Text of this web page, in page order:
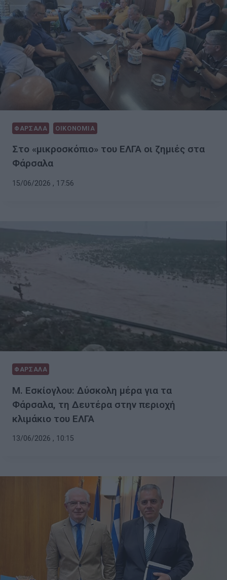
ΦΑΡΣΑΛΑ ΟΙΚΟΝΟΜΙΑ
Στο «μικροσκόπιο» του ΕΛΓΑ οι ζημιές στα
Φάρσαλα
15/06/2026 , 17:56
ΦΑΡΣΑΛΑ
Μ. Εσκίογλου: Δύσκολη μέρα για τα
Φάρσαλα, τη Δευτέρα στην περιοχή
κλιμάκιο του ΕΛΓΑ
13/06/2026 , 10:15